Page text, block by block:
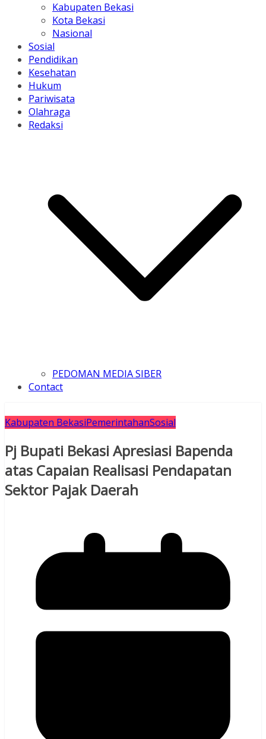
Kabupaten Bekasi
Kota Bekasi
Nasional
Sosial
Pendidikan
Kesehatan
Hukum
Pariwisata
Olahraga
Redaksi
PEDOMAN MEDIA SIBER
Contact
Kabupaten BekasiPemerintahanSosial
Pj Bupati Bekasi Apresiasi Bapenda
atas Capaian Realisasi Pendapatan
Sektor Pajak Daerah